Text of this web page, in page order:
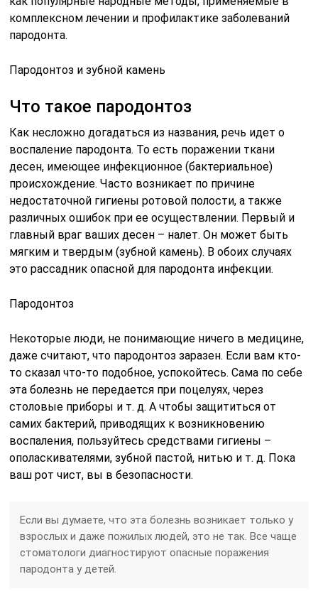
комплексном лечении и профилактике заболеваний
пародонта.
Пародонтоз и зубной камень
Что такое пародонтоз
Как несложно догадаться из названия, речь идет о
воспаление пародонта. То есть поражении ткани
десен, имеющее инфекционное (бактериальное)
происхождение. Часто возникает по причине
недостаточной гигиены ротовой полости, а также
различных ошибок при ее осуществлении. Первый и
главный враг ваших десен – налет. Он может быть
мягким и твердым (зубной камень). В обоих случаях
это рассадник опасной для пародонта инфекции.
Пародонтоз
Некоторые люди, не понимающие ничего в медицине,
даже считают, что пародонтоз заразен. Если вам кто-
то сказал что-то подобное, успокойтесь. Сама по себе
эта болезнь не передается при поцелуях, через
столовые приборы и т. д. А чтобы защититься от
самих бактерий, приводящих к возникновению
воспаления, пользуйтесь средствами гигиены –
ополаскивателями, зубной пастой, нитью и т. д. Пока
ваш рот чист, вы в безопасности.
Если вы думаете, что эта болезнь возникает только у
взрослых и даже пожилых людей, это не так. Все чаще
стоматологи диагностируют опасные поражения
пародонта у детей.